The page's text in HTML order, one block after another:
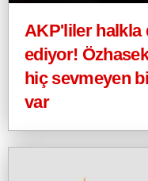
AKP'liler halkla
ediyor!
hiç sevmeyen
var